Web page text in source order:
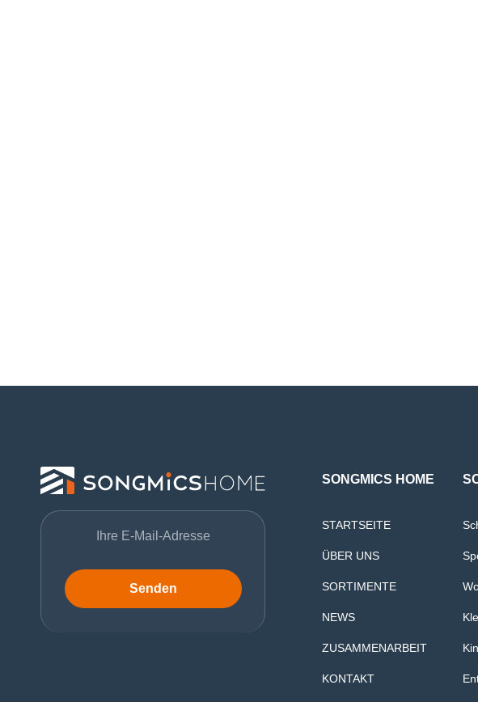
Senden
SONGMICS HOME
STARTSEITE
ÜBER UNS
SORTIMENTE
NEWS
ZUSAMMENARBEIT
KONTAKT